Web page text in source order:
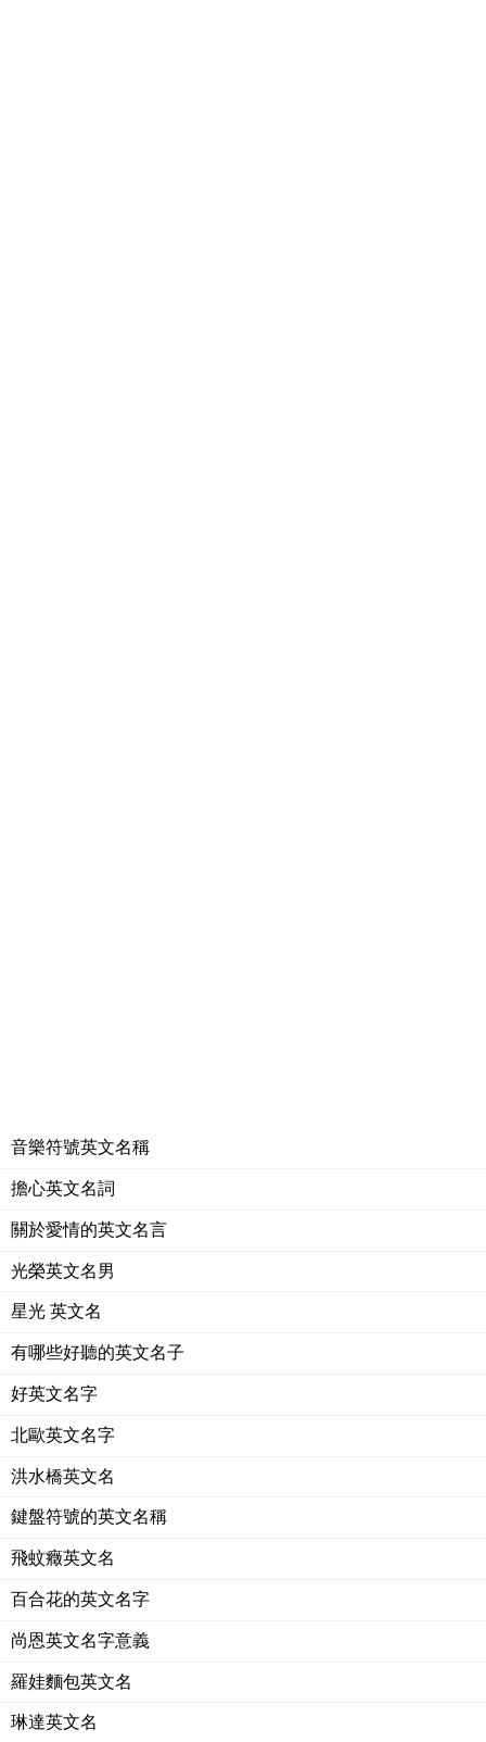
音樂符號英文名稱
擔心英文名詞
關於愛情的英文名言
光榮英文名男
星光 英文名
有哪些好聽的英文名子
好英文名字
北歐英文名字
洪水橋英文名
鍵盤符號的英文名稱
飛蚊癥英文名
百合花的英文名字
尚恩英文名字意義
羅娃麵包英文名
琳達英文名